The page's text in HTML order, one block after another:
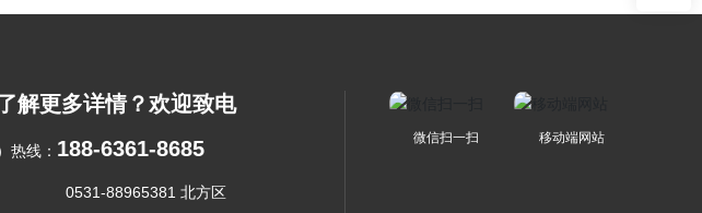
解更多详情？欢迎致电
热线： 188-6361-8685
0531-88965381 北方区
微信扫一扫 移动端网站